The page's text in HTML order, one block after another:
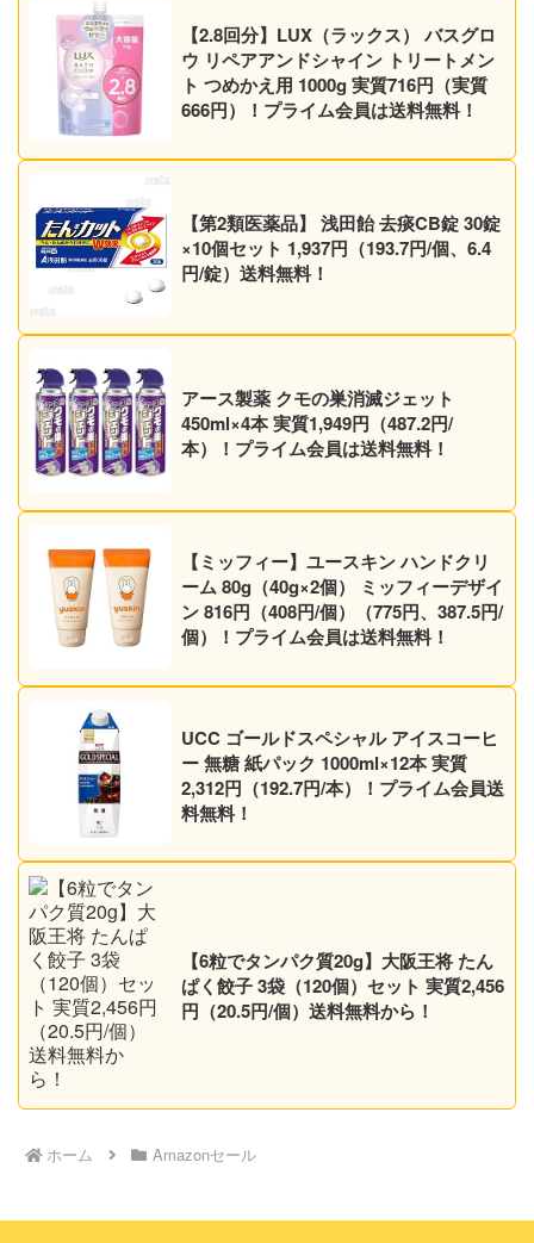
【2.8回分】LUX（ラックス） バスグロ
ウ リペアアンドシャイン トリートメン
ト つめかえ用 1000g 実質716円（実質
666円）！プライム会員は送料無料！
【第2類医薬品】 浅田飴 去痰CB錠 30錠
×10個セット 1,937円（193.7円/個、6.4
円/錠）送料無料！
アース製薬 クモの巣消滅ジェット
450ml×4本 実質1,949円（487.2円/
本）！プライム会員は送料無料！
【ミッフィー】ユースキン ハンドクリ
ーム 80g（40g×2個） ミッフィーデザイ
ン 816円（408円/個）（775円、387.5円/
個）！プライム会員は送料無料！
UCC ゴールドスペシャル アイスコーヒ
ー 無糖 紙パック 1000ml×12本 実質
2,312円（192.7円/本）！プライム会員送
料無料！
【6粒でタンパク質20g】大阪王将 たん
ぱく餃子 3袋（120個）セット 実質2,456
円（20.5円/個）送料無料から！
ホーム Amazonセール